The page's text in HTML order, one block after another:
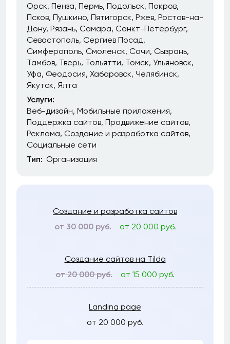
Орск Пенза Пермь Подольск Покров
Псков Пушкино Пятигорск Ржев Ростов-на-
Дону Рязань Самара Санкт-Петербург
Севастополь Сергиев Посад
Симферополь Смоленск Сочи Сызрань
Тамбов Тверь Тольятти Томск Ульяновск
Уфа Феодосия Хабаровск Челябинск
Якутск Ялта
Услуги:
Веб-дизайн Мобильные приложения
Поддержка сайтов Продвижение сайтов
Реклама Создание и разработка сайтов
Социальные сети
Тип: Организация
Создание и разработка сайтов
от 30 000 руб.
от 20 000 руб.
Создание сайтов на Tilda
от 20 000 руб.
от 15 000 руб.
Landing page
от 20 000 руб.